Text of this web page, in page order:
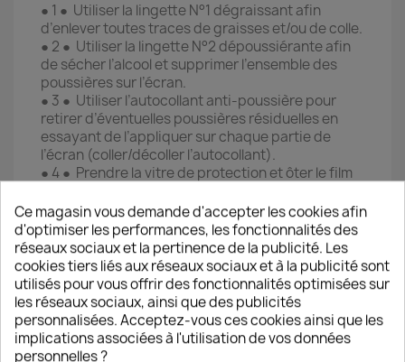
● 1 ● Utiliser la lingette N°1 dégraissant afin
d’enlever toutes traces de graisses et/ou de colle.
● 2 ● Utiliser la lingette N°2 dépoussiérante afin
de sécher l’alcool et supprimer l’ensemble des
poussières sur l’écran.
● 3 ● Utiliser l’autocollant anti-poussière pour
retirer d’éventuelles poussières résiduelles en
essayant de l’appliquer sur chaque partie de
l’écran (coller/décoller l’autocollant).
● 4 ● Prendre la vitre de protection et ôter le film
l’autocollant en haut à droite de la vitre.
● 5 ● Poser avec précision la vitre de protection
sur l’écran du Smartphone en l’alignant sur les
bords du téléphone (à réaliser juste après avoir
ôter le film pour éviter tout dépôt de poussière
sur la couche de silicone).
● 6 ● Effectuer des pressions du centre vers les
bords pour chasser progressivement les
éventuelles bulles d'air.
Ce magasin vous demande d'accepter les cookies afin
d'optimiser les performances, les fonctionnalités des
réseaux sociaux et la pertinence de la publicité. Les
cookies tiers liés aux réseaux sociaux et à la publicité sont
utilisés pour vous offrir des fonctionnalités optimisées sur
les réseaux sociaux, ainsi que des publicités
personnalisées. Acceptez-vous ces cookies ainsi que les
implications associées à l'utilisation de vos données
personnelles ?